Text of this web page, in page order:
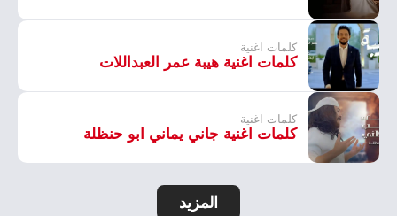
كلمات اغنية
كلمات اغنية هيبة عمر العبداللات
كلمات اغنية
كلمات اغنية جاني يماني ابو حنظلة
المزيد